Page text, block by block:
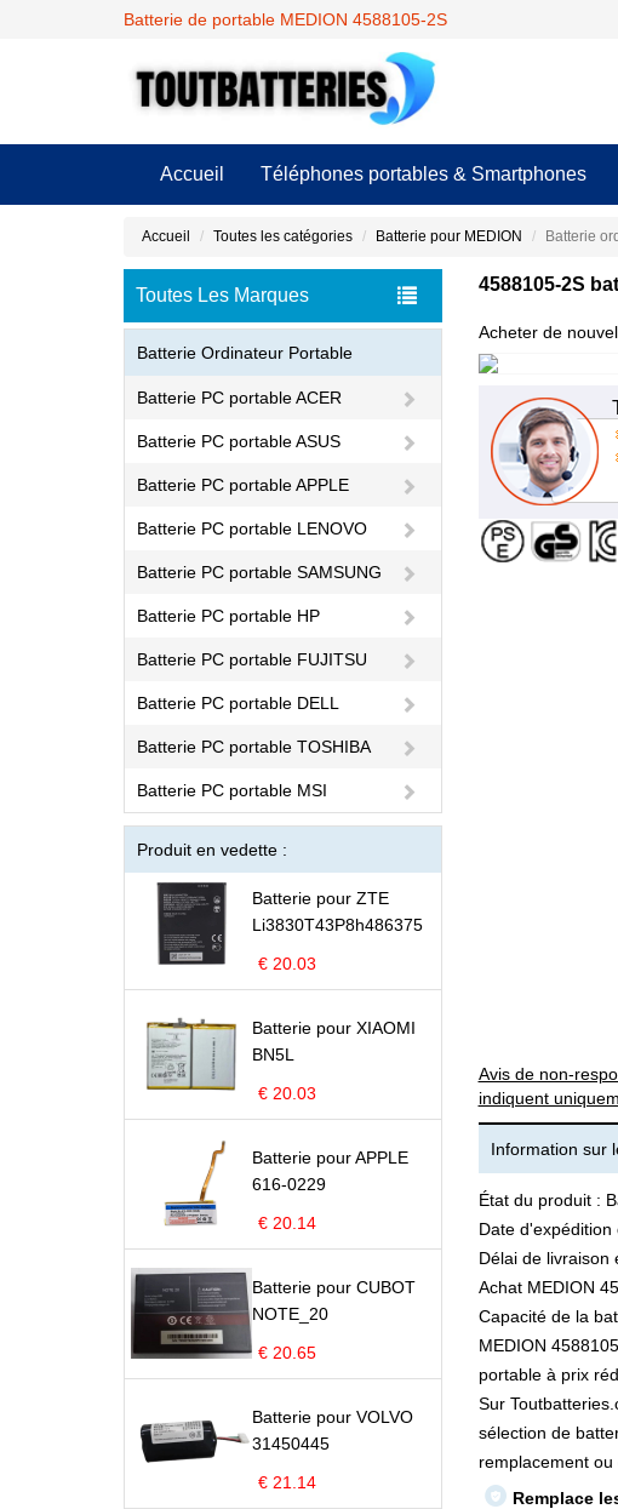
Batterie de portable MEDION 4588105-2S
Accueil Téléphones portables & Smartphones
Accueil Toutes les catégories Batterie pour MEDION Batterie
Toutes Les Marques
Batterie Ordinateur Portable
Batterie PC portable ACER
Batterie PC portable ASUS
Batterie PC portable APPLE
Batterie PC portable LENOVO
Batterie PC portable SAMSUNG
Batterie PC portable HP
Batterie PC portable FUJITSU
Batterie PC portable DELL
Batterie PC portable TOSHIBA
Batterie PC portable MSI
Produit en vedette :
Batterie pour ZTE
Li3830T43P8h486375
€ 20.03
Batterie pour XIAOMI
BN5L
€ 20.03
Batterie pour APPLE
616-0229
€ 20.14
Batterie pour CUBOT
NOTE_20
€ 20.65
Batterie pour VOLVO
31450445
€ 21.14
4588105-2S
Acheter de
Avis de non-
indiquent
Information sur
État du produit :
Date
Délai de livraison
Achat MEDION
Capacité de la
MEDION
portable à prix
Sur
sélection de
remplacement ou
Remplace